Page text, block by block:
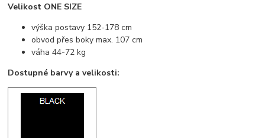
Velikost ONE SIZE
výška postavy 152-178 cm
obvod přes boky max. 107 cm
váha 44-72 kg
Dostupné barvy a velikosti: